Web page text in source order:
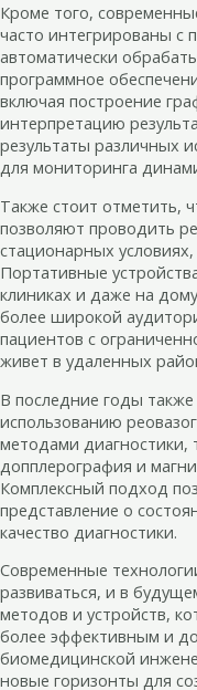
Кроме того,
часто интегрированы с
автоматически
программное
включая построение
интерпретацию
результаты различных
для мониторинга
Также стоит отметить,
позволяют проводить
стационарных
Портативные
клиниках и даже на
более широкой
пациентов с
живет в удаленных
В последние годы
использованию
методами диагностики,
допплерография и
Комплексный подход
представление о
качество диагностики.
Современные
развиваться, и в
методов и устройств,
более эффективным и
биомедицинской
новые горизонты для